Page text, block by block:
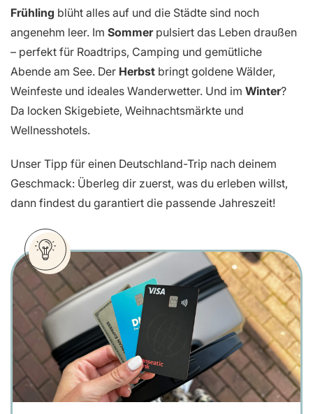
Frühling blüht alles auf und die Städte sind noch
angenehm leer. Im Sommerpulsiert das Leben draußen
– perfekt für Roadtrips, Camping und gemütliche
Abende am See. Der Herbst bringt goldene Wälder,
Weinfeste und ideales Wanderwetter. Und im Winter?
Da locken Skigebiete, Weihnachtsmärkte und
Wellnesshotels.
Unser Tipp für einen Deutschland-Trip nach deinem
Geschmack: Überleg dir zuerst, was du erleben willst,
dann findest du garantiert die passende Jahreszeit!